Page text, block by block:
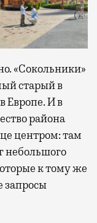
«Сокольники»
старый в
Европе. И в
района
центром: там
небольшого
к тому же
запросы